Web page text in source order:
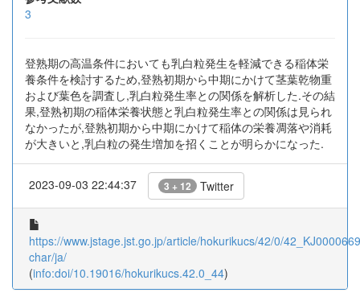
3
登熟期の高温条件においても乳白粒発生を軽減できる稲体栄
養条件を検討するため,登熟初期から中期にかけて茎葉乾物重
および葉色を調査し,乳白粒発生率との関係を解析した.その結
果,登熟初期の稲体栄養状態と乳白粒発生率との関係は見られ
なかったが,登熟初期から中期にかけて稲体の栄養凋落や消耗
が大きいと,乳白粒の発生増加を招くことが明らかになった.
2023-09-03 22:44:37 3 + 12 Twitter
https://www.jstage.jst.go.jp/article/hokurikucs/42/0/
char/ja/
(info:doi/10.19016/hokurikucs.42.0_44)